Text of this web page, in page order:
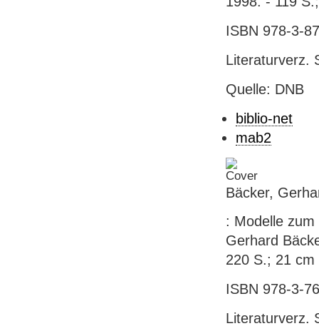
ISBN 978-3-
Literaturverz.
Quelle: DNB
biblio-net
mab2
Bäcker,
: Modelle
Gerhard
220 S.; 21 cm
ISBN 978-3-
Literaturverz.